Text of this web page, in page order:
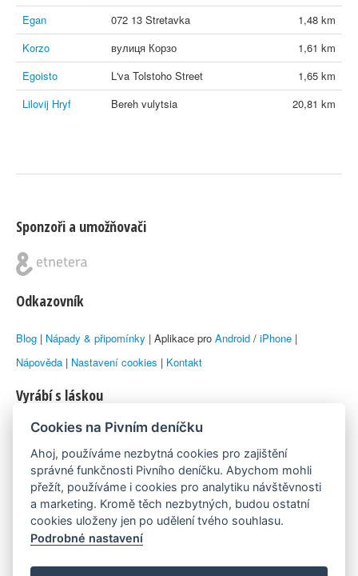
Egan
072 13 Stretavka
1,48 km
Korzo
вулиця Корзо
1,61 km
Egoisto
L'va Tolstoho Street
1,65 km
Lilovij Hryf
Bereh vulytsia 20,81 km
Sponzoři a umožňovači
Odkazovník
Blog | Nápady & připomínky | Aplikace pro Android / iPhone |
Nápověda | Nastavení cookies | Kontakt
Vyrábí s láskou
© 2010–2026 byLukáš Zemanaka Emka
Máme rádi
Pivní.info
Poznámka pod čarou
Cookies na Pivním deníčku
Ahoj, používáme nezbytná cookies pro zajištění
správné funkčnosti Pivního deníčku. Abychom mohli
přežít, používáme i cookies pro analytiku návštěvnosti
a marketing. Kromě těch nezbytných, budou ostatní
cookies uloženy jen po udělení tvého souhlasu.
Podrobné nastavení